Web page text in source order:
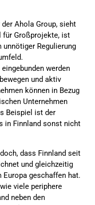
Ahola Group, sieht
für Großprojekte, ist
unnötiger Regulierung
werden
und aktiv
können in Bezug
Unternehmen
Beispiel ist der
in Finnland sonst nicht
dass Finnland seit
und gleichzeitig
geschaffen hat.
viele periphere
neben den